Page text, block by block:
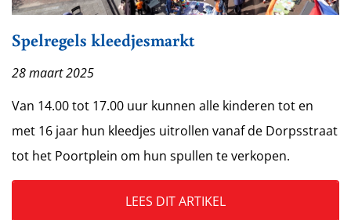
Spelregels kleedjesmarkt
28 maart 2025
Van 14.00 tot 17.00 uur kunnen alle kinderen tot en
met 16 jaar hun kleedjes uitrollen vanaf de Dorpsstraat
tot het Poortplein om hun spullen te verkopen.
LEES DIT ARTIKEL